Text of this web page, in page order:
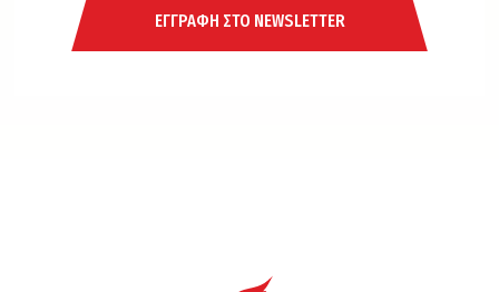
ΕΓΓΡΑΦΗ ΣΤΟ NEWSLETTER